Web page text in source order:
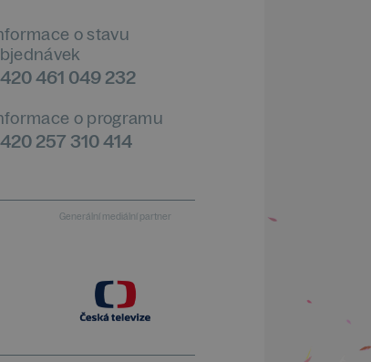
o stavu
461 049 232
o programu
257 310 414
Generální mediální partner